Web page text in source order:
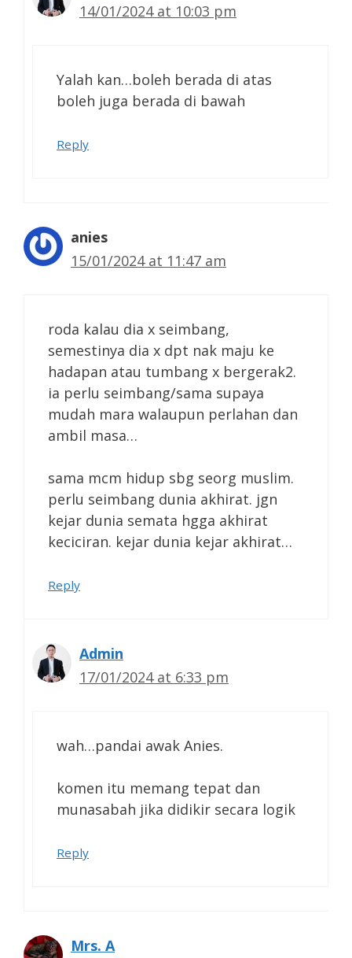
14/01/2024 at 10:03 pm
Yalah kan…boleh berada di atas
boleh juga berada di bawah
Reply
anies
15/01/2024 at 11:47 am
roda kalau dia x seimbang,
semestinya dia x dpt nak maju ke
hadapan atau tumbang x bergerak2.
ia perlu seimbang/sama supaya
mudah mara walaupun perlahan dan
ambil masa…
sama mcm hidup sbg seorg muslim.
perlu seimbang dunia akhirat. jgn
kejar dunia semata hgga akhirat
keciciran. kejar dunia kejar akhirat…
Reply
Admin
17/01/2024 at 6:33 pm
wah…pandai awak Anies.
komen itu memang tepat dan
munasabah jika didikir secara logik
Reply
Mrs. A